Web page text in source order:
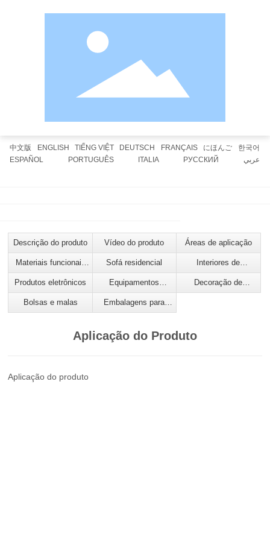
中文版 ENGLISH TIẾNG VIỆT DEUTSCH FRANÇAIS にほんご
한국어
ESPAÑOL
PORTUGUÊS ITALIA РУССКИЙ عربي
Descrição do produto Vídeo do produto Áreas de aplicação
Materiais funcionais
para calçados
Sofá residencial
Interiores de
automóveis
Produtos eletrônicos
Equipamentos
esportivos
Decoração de
engenharia
Bolsas e malas
Embalagens para
artigos de papelaria
Aplicação do Produto
Aplicação do produto